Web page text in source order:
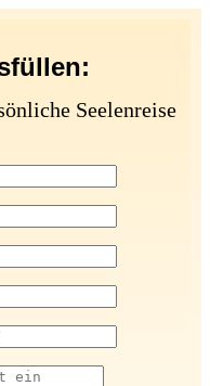
Seelenreise